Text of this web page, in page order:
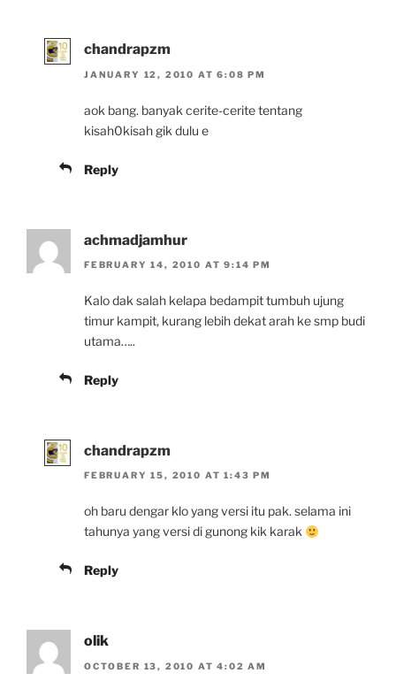
chandrapzm
JANUARY 12, 2010 AT 6:08 PM
aok bang. banyak cerite-cerite tentang
kisah0kisah gik dulu e
Reply
achmadjamhur
FEBRUARY 14, 2010 AT 9:14 PM
Kalo dak salah kelapa bedampit tumbuh ujung
timur kampit, kurang lebih dekat arah ke smp budi
utama…..
Reply
chandrapzm
FEBRUARY 15, 2010 AT 1:43 PM
oh baru dengar klo yang versi itu pak. selama ini
tahunya yang versi di gunong kik karak
Reply
olik
OCTOBER 13, 2010 AT 4:02 AM